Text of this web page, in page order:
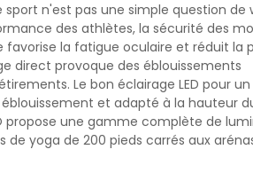
n'est pas une simple question de
des athlètes, la sécurité des
la fatigue oculaire et réduit la
direct provoque des éblouissements
Le bon éclairage LED pour
et adapté à la hauteur
une gamme complète de
yoga de 200 pieds carrés aux